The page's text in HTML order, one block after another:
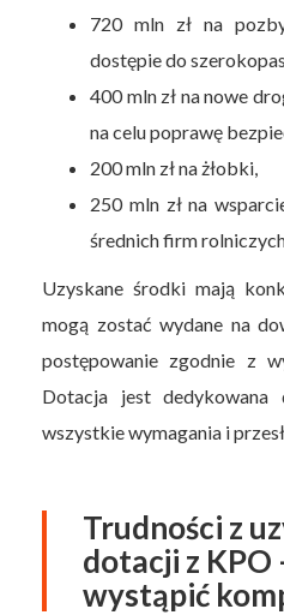
720 mln zł na
dostępie do
400 mln zł na nowe
na celu poprawę
200 mln zł na żłobki,
250 mln zł na
średnich firm
Uzyskane środki mają
mogą zostać wydane na
postępowanie zgodnie z
Dotacja jest dedykowana
wszystkie wymagania i
Trudności z
dotacji z KPO
wystąpić